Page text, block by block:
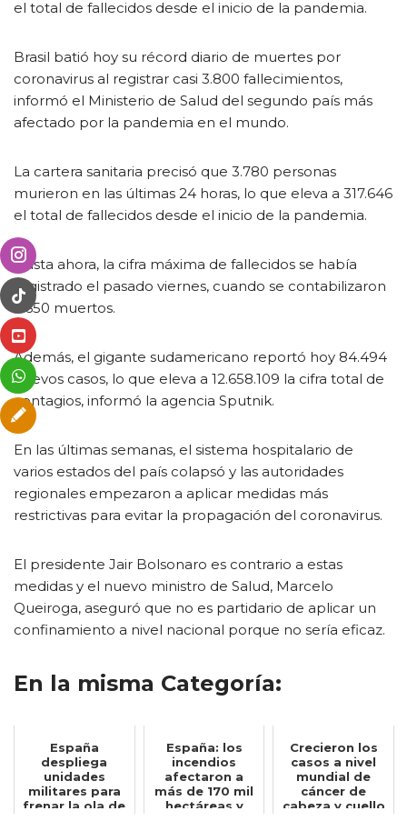
el total de fallecidos desde el inicio de la pandemia.
Brasil batió hoy su récord diario de muertes por
coronavirus al registrar casi 3.800 fallecimientos,
informó el Ministerio de Salud del segundo país más
afectado por la pandemia en el mundo.
La cartera sanitaria precisó que 3.780 personas
murieron en las últimas 24 horas, lo que eleva a 317.646
el total de fallecidos desde el inicio de la pandemia.
Hasta ahora, la cifra máxima de fallecidos se había
registrado el pasado viernes, cuando se contabilizaron
3.650 muertos.
Además, el gigante sudamericano reportó hoy 84.494
nuevos casos, lo que eleva a 12.658.109 la cifra total de
contagios, informó la agencia Sputnik.
En las últimas semanas, el sistema hospitalario de
varios estados del país colapsó y las autoridades
regionales empezaron a aplicar medidas más
restrictivas para evitar la propagación del coronavirus.
El presidente Jair Bolsonaro es contrario a estas
medidas y el nuevo ministro de Salud, Marcelo
Queiroga, aseguró que no es partidario de aplicar un
confinamiento a nivel nacional porque no sería eficaz.
En la misma Categoría:
España
despliega
unidades
militares para
frenar la ola de
España: los
incendios
afectaron a
más de 170 mil
hectáreas y
Crecieron los
casos a nivel
mundial de
cáncer de
cabeza y cuello